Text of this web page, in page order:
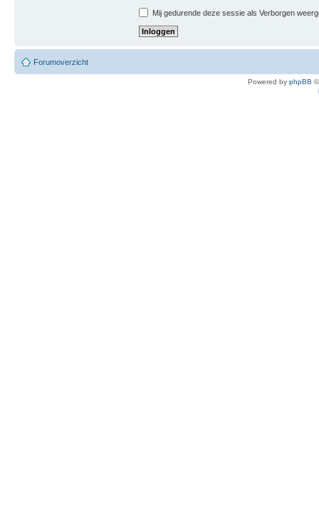
Mij gedurende deze sessie als Verborgen
Forumoverzicht
Powered by phpBB